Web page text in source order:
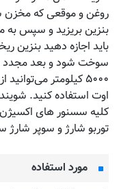
روغن و موقعی که مخزن
بنزین بریزید و سپس به
باید اجازه دهید بنزین
سوخت شود و بعد مجدد
۵۰۰۰ کیلومتر
اوت استفاده کنید.
کلیه سسنور های
توربو شارژ و سوپر شارژ
مورد استفاده